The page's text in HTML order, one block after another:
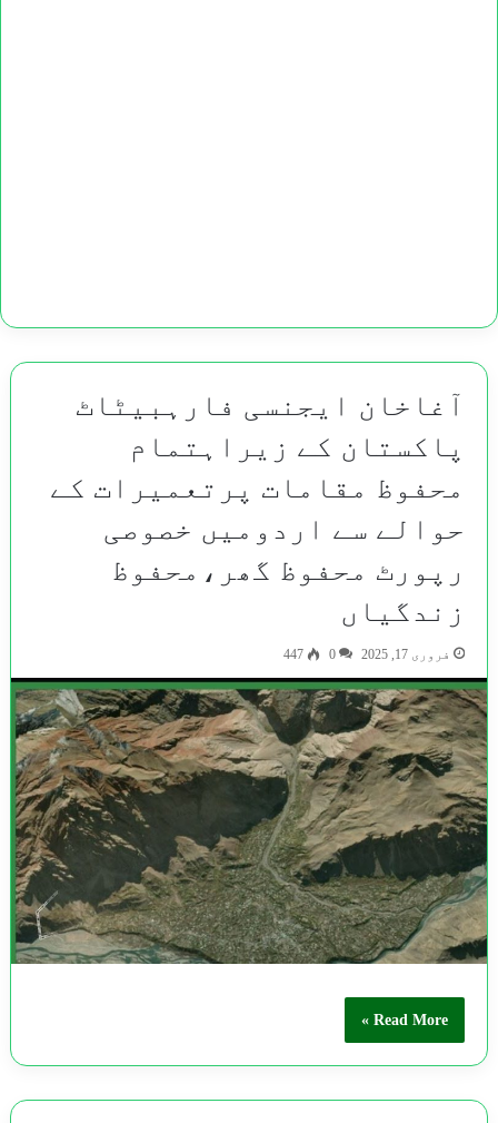
آغاخان ایجنسی فارہبیٹاٹ
پاکستان کے زیراہتمام
محفوظ مقامات پرتعمیرات کے
حوالے سے اردومیں خصوصی
رپورٹ محفوظ گھر،محفوظ
زندگیاں
فروری 17, 2025 0
447
Read More »